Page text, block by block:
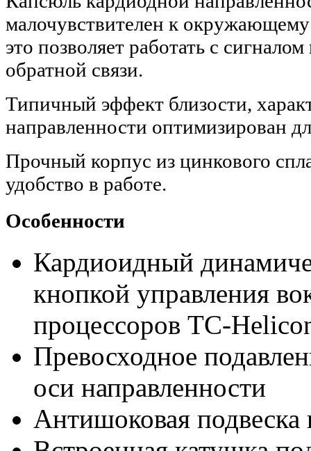
малочувствителен к
это позволяет работать с
обратной связи.
Типичный эффект близости,
направленности оптимизирован
Прочный корпус из цинкового
удобство в работе.
Особенности
Кардиоидный
кнопкой управления
процессоров TC-
Превосходное
оси направленности
Антишоковая подвеска